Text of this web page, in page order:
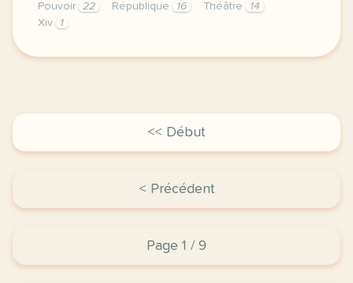
Pouvoir
22 République 16 Théâtre
14
Xiv
1
fiche b2 moliere et la france a l etranger
<< Début
< Précédent
Page 1 / 9